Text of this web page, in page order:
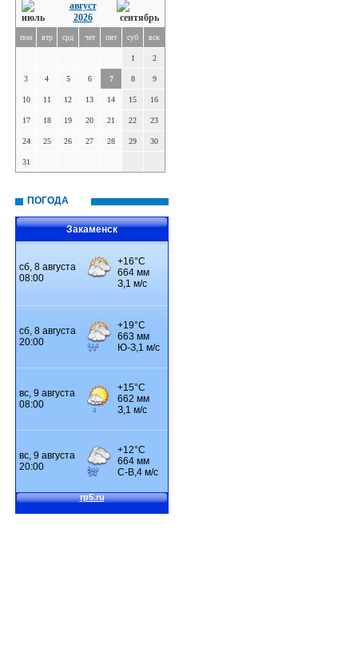
август
2026
пон втр срд чет пят суб вск
1 2
3 4 5 6 7 8 9
10 11 12 13 14 15 16
17 18 19 20 21 22 23
24 25 26 27 28 29 30
31
ПОГОДА
Закаменск